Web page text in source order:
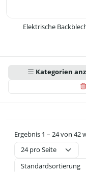
Elektrische
Kategorien
Ergebnis 1 – 24 von 42